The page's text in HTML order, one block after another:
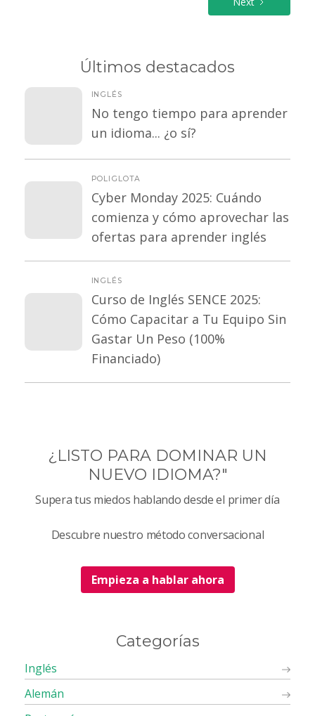
Últimos destacados
INGLÉS
No tengo tiempo para aprender
un idioma... ¿o sí?
POLIGLOTA
Cyber Monday 2025: Cuándo
comienza y cómo aprovechar las
ofertas para aprender inglés
INGLÉS
Curso de Inglés SENCE 2025:
Cómo Capacitar a Tu Equipo Sin
Gastar Un Peso (100%
Financiado)
¿LISTO PARA DOMINAR UN
NUEVO IDIOMA?"
Supera tus miedos hablando desde el primer día
Descubre nuestro método conversacional
Empieza a hablar ahora
Categorías
Inglés
Alemán